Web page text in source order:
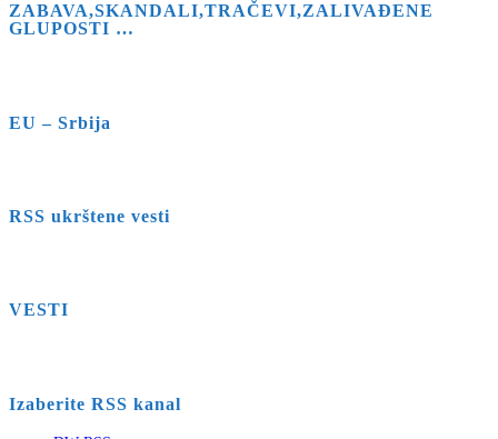
ZABAVA,SKANDALI,TRAČEVI,ZALIVAĐENE
GLUPOSTI …
EU – Srbija
RSS ukrštene vesti
VESTI
Izaberite RSS kanal